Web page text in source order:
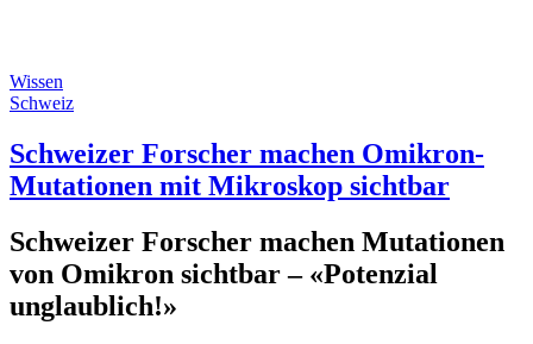
Wissen
Schweiz
Schweizer Forscher machen Omikron-
Mutationen mit Mikroskop sichtbar
Schweizer Forscher machen Mutationen
von Omikron sichtbar – «Potenzial
unglaublich!»